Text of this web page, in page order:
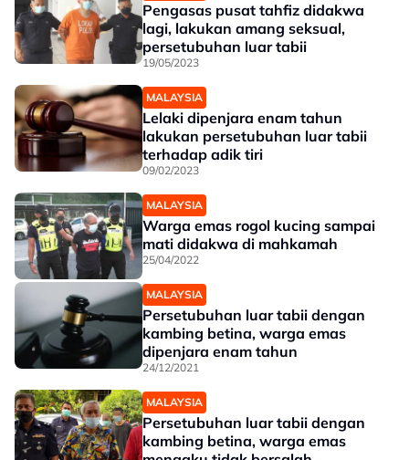
Pengasas pusat tahfiz didakwa
lagi, lakukan amang seksual,
persetubuhan luar tabii
19/05/2023
MALAYSIA
Lelaki dipenjara enam tahun
lakukan persetubuhan luar tabii
terhadap adik tiri
09/02/2023
MALAYSIA
Warga emas rogol kucing sampai
mati didakwa di mahkamah
25/04/2022
MALAYSIA
Persetubuhan luar tabii dengan
kambing betina, warga emas
dipenjara enam tahun
24/12/2021
MALAYSIA
Persetubuhan luar tabii dengan
kambing betina, warga emas